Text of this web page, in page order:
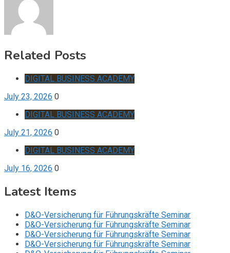
Related Posts
DIGITAL BUSINESS ACADEMY
July 23, 2026 0
DIGITAL BUSINESS ACADEMY
July 21, 2026 0
DIGITAL BUSINESS ACADEMY
July 16, 2026 0
Latest Items
D&O-Versicherung für Führungskräfte Seminar
D&O-Versicherung für Führungskräfte Seminar
D&O-Versicherung für Führungskräfte Seminar
D&O-Versicherung für Führungskräfte Seminar